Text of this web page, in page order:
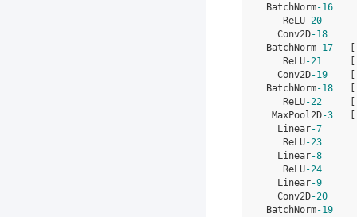
BatchNorm-16
    ReLU
-20
   Conv2D
-18
BatchNorm-17
    ReLU
-21
   Conv2D
-19
BatchNorm-18
    ReLU
-22
  MaxPool2D
-3
   Linear
-7
    ReLU
-23
   Linear
-8
    ReLU
-24
   Linear
-9
   Conv2D
-20
BatchNorm-19